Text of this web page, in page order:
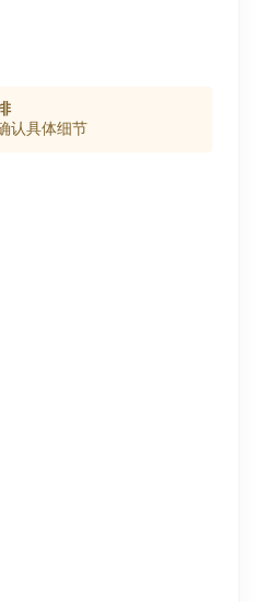
认具体细节